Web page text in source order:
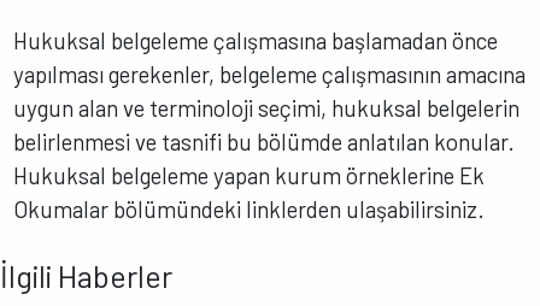
Hukuksal belgeleme çalışmasına başlamadan önce
yapılması gerekenler, belgeleme çalışmasının amacına
uygun alan ve terminoloji seçimi, hukuksal belgelerin
belirlenmesi ve tasnifi bu bölümde anlatılan konular.
Hukuksal belgeleme yapan kurum örneklerine Ek
Okumalar bölümündeki linklerden ulaşabilirsiniz.
İlgili Haberler